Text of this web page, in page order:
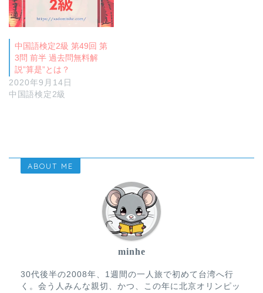
中国語検定2級 第49回 第
3問 前半 過去問無料解
説”算是”とは？
2020年9月14日
中国語検定2級
ABOUT ME
minhe
30代後半の2008年、1週間の一人旅で初めて台湾へ行
く。会う人みんな親切、かつ、この年に北京オリンピッ